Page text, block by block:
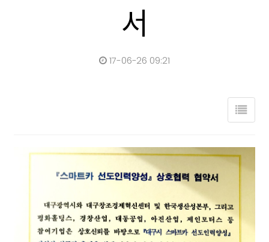
서
17-06-26 09:21